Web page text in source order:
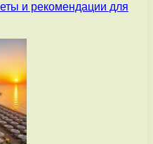
и рекомендации для